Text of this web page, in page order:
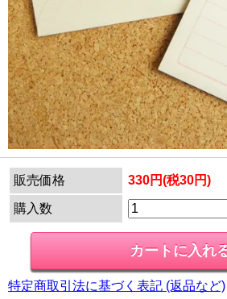
販売価格 330円(税30円)
購入数
特定商取引法に基づく表記 (返品など)